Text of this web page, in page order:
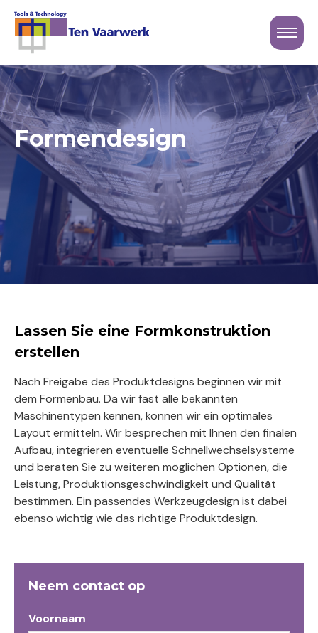
Logo Ten Vaarwerk
Sluiten
Formendesign
Lassen Sie eine Formkonstruktion
erstellen
Nach Freigabe des Produktdesigns beginnen wir mit
dem Formenbau. Da wir fast alle bekannten
Maschinentypen kennen, können wir ein optimales
Layout ermitteln. Wir besprechen mit Ihnen den finalen
Aufbau, integrieren eventuelle Schnellwechselsysteme
und beraten Sie zu weiteren möglichen Optionen, die
Leistung, Produktionsgeschwindigkeit und Qualität
bestimmen. Ein passendes Werkzeugdesign ist dabei
ebenso wichtig wie das richtige Produktdesign.
Neem contact op
Voornaam